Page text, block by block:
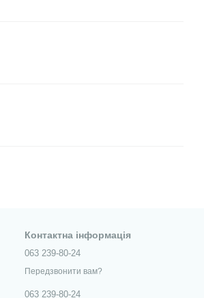
Контактна інформація
063 239-80-24
Передзвонити вам?
063 239-80-24